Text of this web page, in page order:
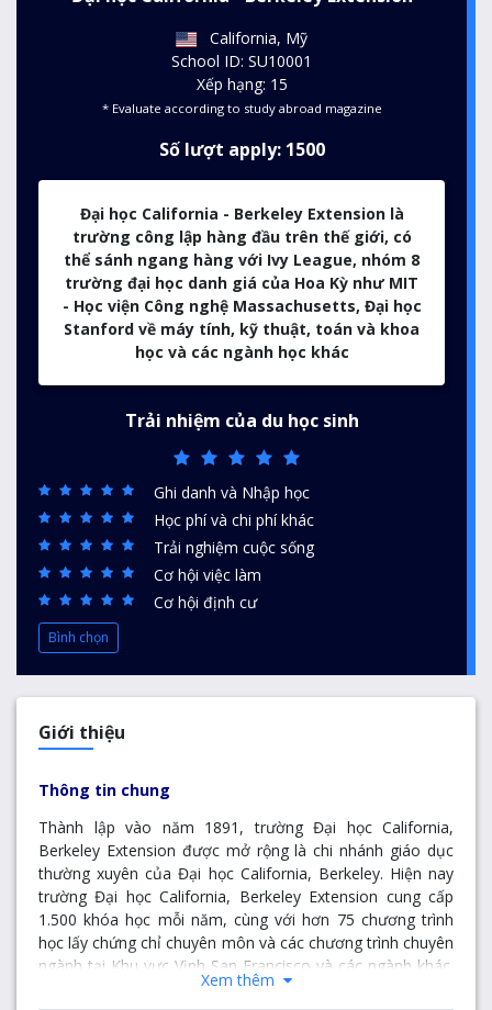
California, Mỹ
School ID: SU10001
Xếp hạng: 15
* Evaluate according to study abroad magazine
Số lượt apply: 1500
Đại học California - Berkeley Extension là
trường công lập hàng đầu trên thế giới, có
thể sánh ngang hàng với Ivy League, nhóm 8
trường đại học danh giá của Hoa Kỳ như MIT
- Học viện Công nghệ Massachusetts, Đại học
Stanford về máy tính, kỹ thuật, toán và khoa
học và các ngành học khác
Trải nhiệm của du học sinh
Ghi danh và Nhập học
Học phí và chi phí khác
Trải nghiệm cuộc sống
Cơ hội việc làm
Cơ hội định cư
Bình chọn
Giới thiệu
Thông tin chung
Thành lập vào năm 1891, trường Đại học California,
Berkeley Extension được mở rộnglà chi nhánh giáo dục
thường xuyên của Đại học California, Berkeley. Hiện nay
trườngĐại họcCalifornia, Berkeley Extension cung cấp
1.500 khóa học mỗi năm, cùng với hơn 75 chương trình
học lấy chứng chỉ chuyên môn và các chương trình chuyên
ngành tại Khu vực Vịnh San Francisco và các ngành khác.
Các sự kiện cho công chúng miễn phí và chi phí thấp cũng
Xem thêm